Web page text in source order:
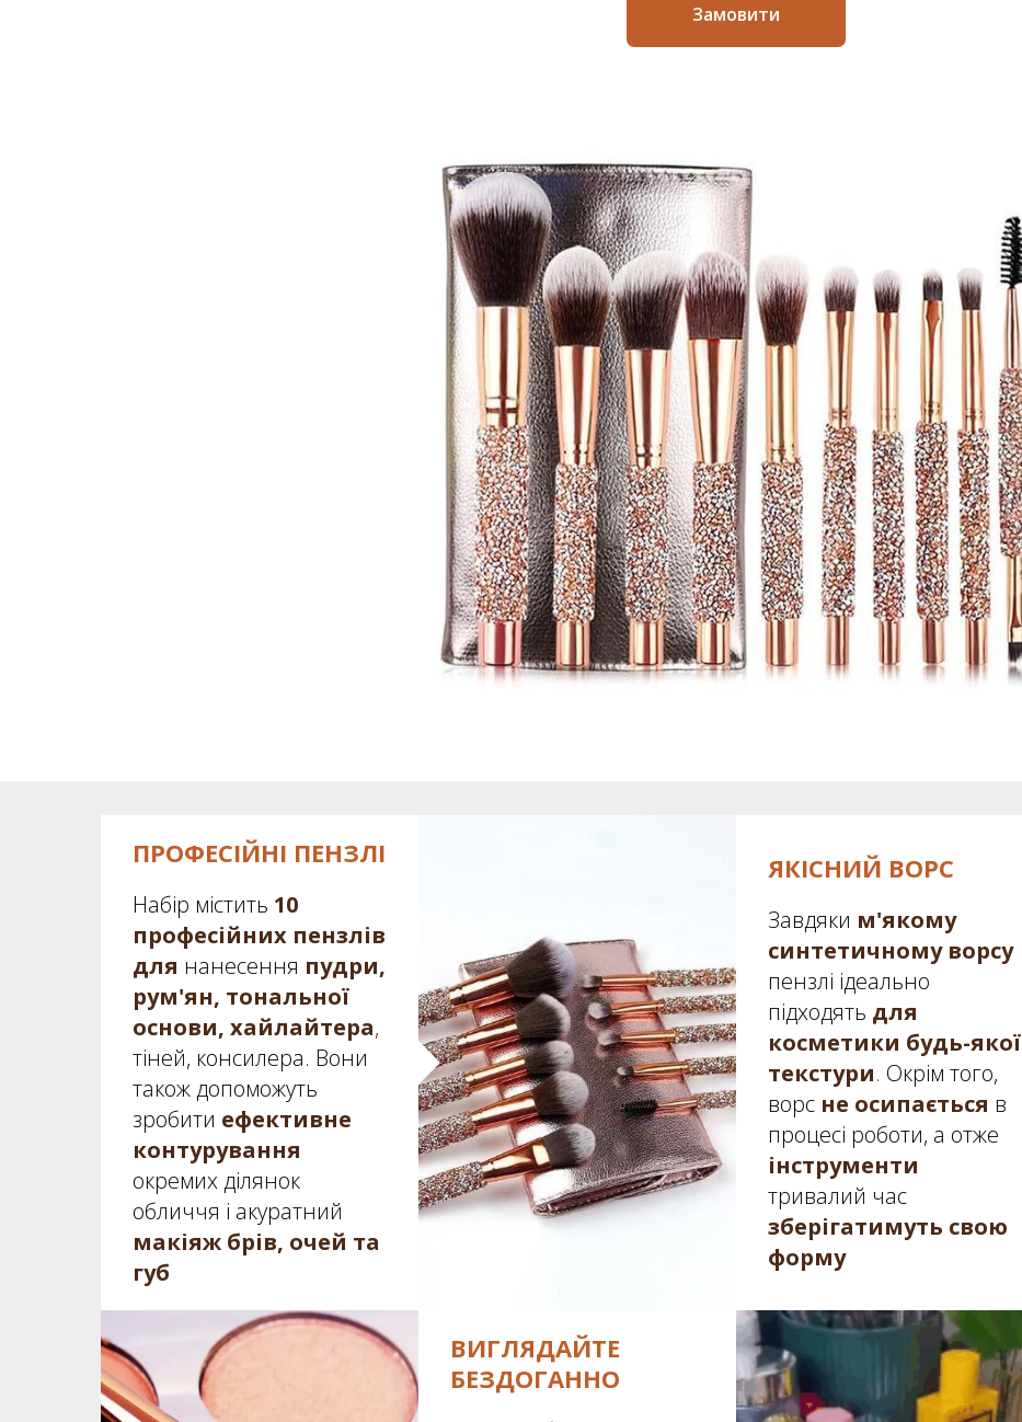
Замовити
ПРОФЕСІЙНІ ПЕНЗЛІ
Набір містить 10
професійних пензлів
для нанесення пудри,
рум'ян, тональної
основи, хайлайтера,
тіней, консилера. Вони
також допоможуть
зробити ефективне
контурування
окремих ділянок
обличчя і акуратний
макіяж брів, очей та
губ
ЯКІСНИЙ ВОРС
Завдяки м'якому
синтетичному ворсу
пензлі ідеально
підходять для
косметики будь-якої
текстури. Окрім того,
ворс не осипається в
процесі роботи, а отже
інструменти
тривалий час
зберігатимуть свою
форму
ВИГЛЯДАЙТЕ
БЕЗДОГАННО